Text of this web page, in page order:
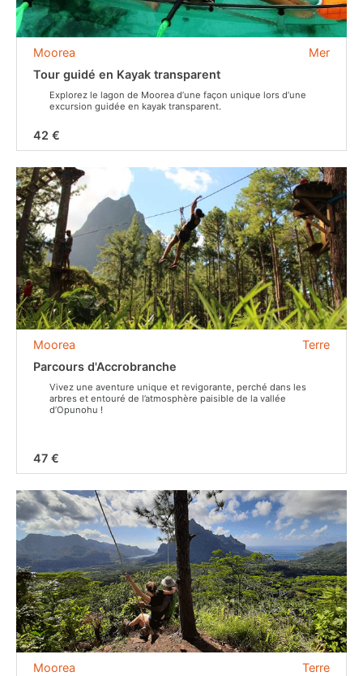
Mer
Moorea
Tour guidé en Kayak transparent
Explorez le lagon de Moorea d’une façon unique lors d’une
excursion guidée en kayak transparent.
42 €
Terre
Moorea
Parcours d'Accrobranche
Vivez une aventure unique et revigorante, perché dans les
arbres et entouré de l’atmosphère paisible de la vallée
d’Opunohu !
47 €
Terre
Moorea